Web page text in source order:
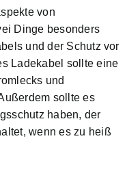
von
Dinge besonders
und der Schutz vor
Ladekabel sollte eine
und
sollte es
haben, der
wenn es zu heiß